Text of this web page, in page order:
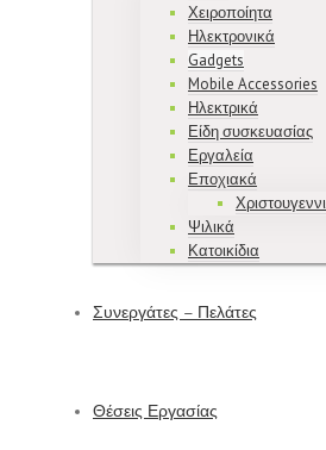
Χειροποίητα
Ηλεκτρονικά
Gadgets
Mobile Accessories
Ηλεκτρικά
Είδη συσκευασίας
Εργαλεία
Εποχιακά
Ψιλικά
Κατοικίδια
Συνεργάτες – Πελάτες
Θέσεις Εργασίας